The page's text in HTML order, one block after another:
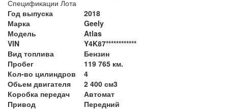
Спецификации Лота
Год выпуска
2018
Марка
Geely
Модель
Atlas
VIN
Y4K87************
Вид топлива
Бензин
Пробег
119 765 км.
Кол-во цилиндров
4
Обьем двигателя
2 400 см3
Коробка передач
Автомат
Привод
Передний